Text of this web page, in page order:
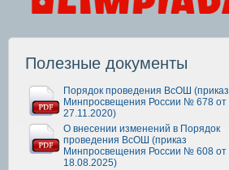
Полезные документы
Порядок проведения ВсОШ (приказ
Минпросвещения России № 678 от
27.11.2020)
О внесении изменений в Порядок
проведения ВсОШ (приказ
Минпросвещения России № 608 от
18.08.2025)